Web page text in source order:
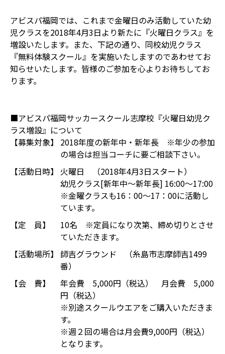
アビスパ福岡では、これまで金曜日のみ活動していた幼
児クラスを2018年4月3日より新たに『火曜日クラス』を
増設いたします。また、下記の通り、同校幼児クラス
『無料体験スクール』を実施いたしますのであわせてお
知らせいたします。皆様のご参加を心よりお待ちしてお
ります。
■アビスパ福岡サッカースクール志摩校『火曜日幼児ク
ラス増設』について
【募集対象】
2018年度の新年中・新年長 ※年少の参加
の場合は担当コーチに要ご相談下さい。
【活動日時】
火曜日 （2018年4月3日スタート）
幼児クラス[新年中～新年長] 16:00～17:00
※金曜クラスも16：00～17：00に活動し
ています。
【定 員】
10名 ※定員になり次第、締め切りとさせ
ていただきます。
【活動場所】
師吉グラウンド （糸島市志摩師吉1499
番）
【会 費】
年会費 5,000円（税込） 月会費 5,000
円（税込）
※別途スクールウエアをご購入いただきま
す。
※週２回の場合は月会費9,000円（税込）
となります。